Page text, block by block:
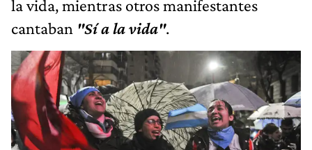
la vida, mientras otros manifestantes
cantaban "Sí a la vida".